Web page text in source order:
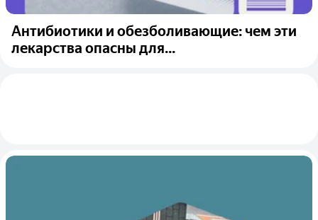
Антибиотики и обезболивающие: чем эти
лекарства опасны для...